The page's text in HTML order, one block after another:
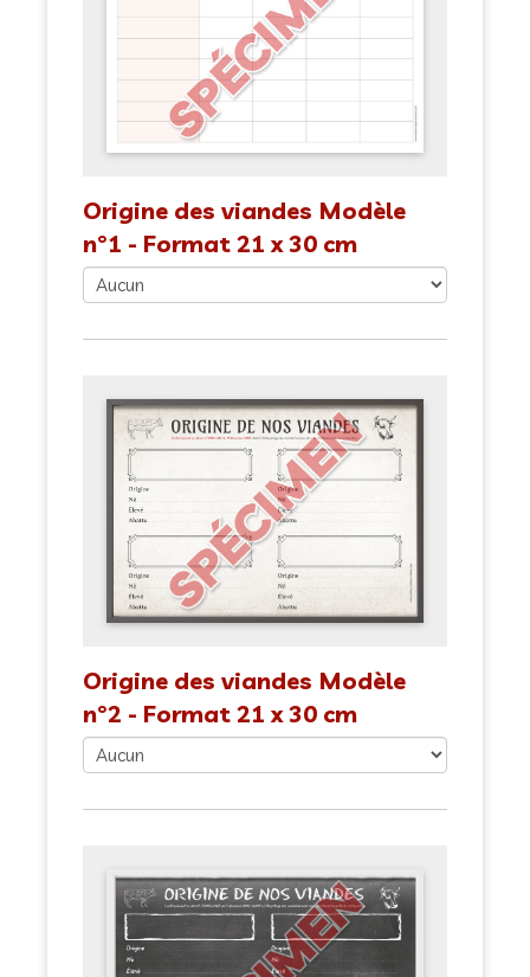
Origine des viandes Modèle
n°1 - Format 21 x 30 cm
Origine des viandes Modèle
n°2 - Format 21 x 30 cm